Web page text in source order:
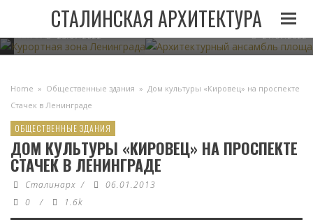
СТАЛИНСКАЯ АРХИТЕКТУРА
05.11.2022
ЛЕНИНГРАДА ПРИ
СТАЛИНЕ
23.07.2022
АРХИТЕКТУРНЫЙ АНСАМБЛЬ
В МИНСКЕ
21.07.2022
Home » Общественные здания » Дом культуры «Кировец» на проспекте
Стачек в Ленинграде
ОБЩЕСТВЕННЫЕ ЗДАНИЯ
ДОМ КУЛЬТУРЫ «КИРОВЕЦ» НА ПРОСПЕКТЕ
СТАЧЕК В ЛЕНИНГРАДЕ
Сталинарх /
06.01.2013
0
/ 1.6k